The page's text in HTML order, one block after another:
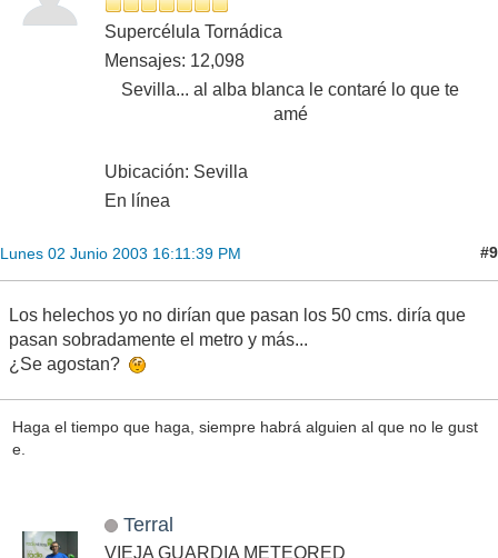
Supercélula Tornádica
Mensajes: 12,098
Sevilla... al alba blanca le contaré lo que te
amé
Ubicación: Sevilla
En línea
Lunes 02 Junio 2003 16:11:39 PM #9
Los helechos yo no dirían que pasan los 50 cms. diría que
pasan sobradamente el metro y más...
¿Se agostan?
Haga el tiempo que haga, siempre habrá alguien al que no le gust
e.
Terral
VIEJA GUARDIA METEORED